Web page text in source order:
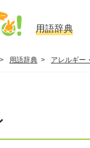
用語辞典
用語辞典 アレルギー